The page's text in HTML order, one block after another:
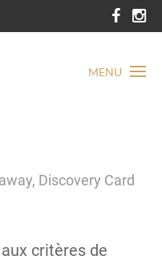
MENU
Discovery Card
critères de